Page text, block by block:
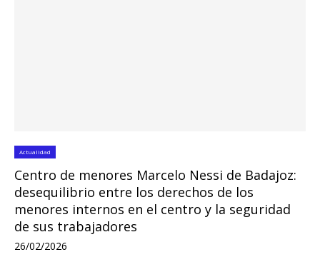
Actualidad
Centro de menores Marcelo Nessi de Badajoz:
desequilibrio entre los derechos de los
menores internos en el centro y la seguridad
de sus trabajadores
26/02/2026